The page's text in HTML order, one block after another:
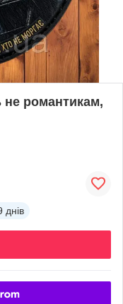
не романтикам,
днів